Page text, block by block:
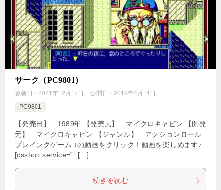
サーク（PC9801）
更新日： 2021年12月17日 公開日： 2019年4月14日
PC9801
【発売日】 1989年 【発売元】 マイクロキャビン 【開発
元】 マイクロキャビン 【ジャンル】 アクションロール
プレイングゲーム ↓の動画をクリック！動画を楽しめます♪
[csshop service=”r […]
続きを読む